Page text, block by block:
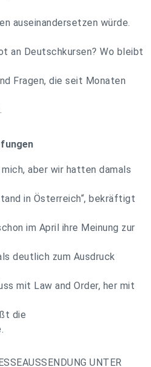
auseinandersetzen würde.
an Deutschkursen? Wo bleibt
Fragen, die seit Monaten
aber wir hatten damals
in Österreich“, bekräftigt
im April ihre Meinung zur
deutlich zum Ausdruck
mit Law and Order, her mit
die
UNTER